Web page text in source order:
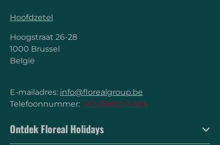
Hoofdzetel
Hoogstraat 26-28
1000 Brussel
België
E-mailadres: info@florealgroup.be
Telefoonnummer: +32 (0)800 11 505
Ontdek Floreal Holidays